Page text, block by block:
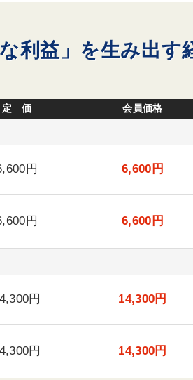
な利益」を生み出す
定 価 会員価格
円 6,600円
円 6,600円
円 14,300円
円 14,300円